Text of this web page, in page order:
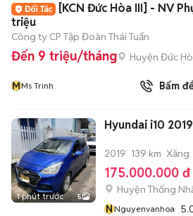
[KCN Đức Hòa III] - NV
triệu
Công ty CP Tập Đoàn Thái Tuấn
Đến 9 triệu/tháng Huyện Đức
MMs Trinh Bấm
1 phút trước 5
Hyundai i10
2019 139 km Xăng
175.000.000 đ
Huyện Thống
NNguyenvanhoa